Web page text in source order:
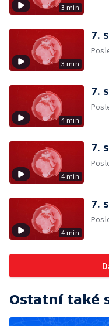
3 min
3 min
7.
4 min
7.
4 min
7.
4 min
7.
Ostatní také